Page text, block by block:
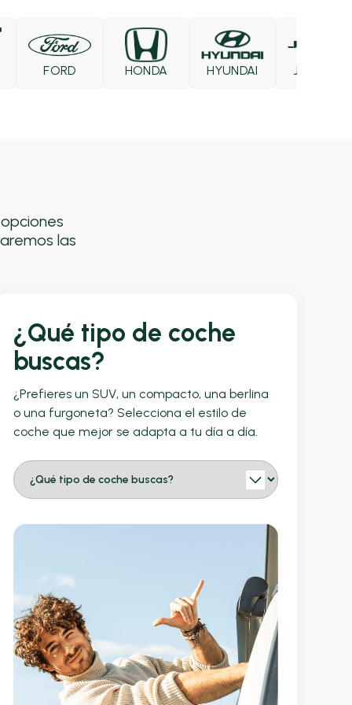
FORD HONDA HYUNDAI JAECOO
las
¿Qué tipo de coche
buscas?
¿Prefieres un SUV, un compacto, una berlina
o una furgoneta? Selecciona el estilo de
coche que mejor se adapta a tu día a día.